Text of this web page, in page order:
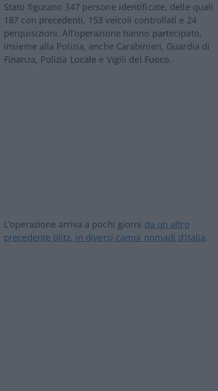
Stato figurano 347 persone identificate, delle quali
187 con precedenti, 153 veicoli controllati e 24
perquisizioni. All’operazione hanno partecipato,
insieme alla Polizia, anche Carabinieri, Guardia di
Finanza, Polizia Locale e Vigili del Fuoco.
L’operazione arriva a pochi giorni da un altro
precedente blitz, in diversi campi nomadi d’Italia.